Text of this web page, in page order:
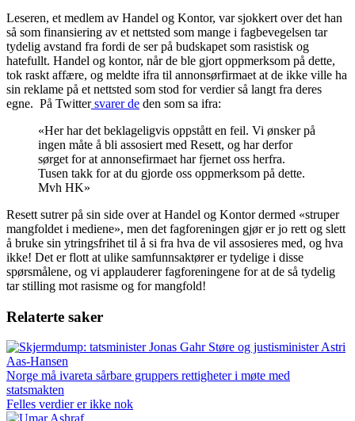
Leseren, et medlem av Handel og Kontor, var sjokkert over det han
så som finansiering av et nettsted som mange i fagbevegelsen tar
tydelig avstand fra fordi de ser på budskapet som rasistisk og
hatefullt. Handel og kontor, når de ble gjort oppmerksom på dette,
tok raskt affære, og meldte ifra til annonsørfirmaet at de ikke ville ha
sin reklame på et nettsted som stod for verdier så langt fra deres
egne. På Twittersvarer de den som sa ifra:
«Her har det beklageligvis oppstått en feil. Vi ønsker på
ingen måte å bli assosiert med Resett, og har derfor
sørget for at annonsefirmaet har fjernet oss herfra.
Tusen takk for at du gjorde oss oppmerksom på dette.
Mvh HK»
Resett sutrer på sin side over at Handel og Kontor dermed «struper
mangfoldet i mediene», men det fagforeningen gjør er jo rett og slett
å bruke sin ytringsfrihet til å si fra hva de vil assosieres med, og hva
ikke! Det er flott at ulike samfunnsaktører er tydelige i disse
spørsmålene, og vi applauderer fagforeningene for at de så tydelig
tar stilling mot rasisme og for mangfold!
Relaterte saker
Norge må ivareta sårbare gruppers rettigheter i møte med
statsmakten
Felles verdier er ikke nok